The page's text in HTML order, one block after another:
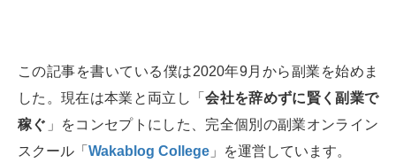
この記事を書いている僕は2020年9月から副業を始めま
した。現在は本業と両立し「会社を辞めずに賢く副業で
稼ぐ 」をコンセプトにした、完全個別の副業オンライン
スクール「 Wakablog College 」を運営しています。